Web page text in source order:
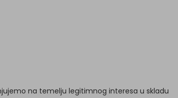
na temelju legitimnog interesa u skladu